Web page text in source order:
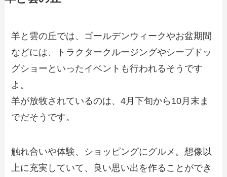
羊と雲の丘では、ゴールデンウィークやお盆期間
などには、トラクタークルージングやシープドッ
グショーといったイベントも行われるそうです
よ。
羊が放牧されているのは、4月下旬から10月末ま
でだそうです。
触れ合いや体験、ショッピングにグルメ。想像以
上に充実していて、良い思い出を作ることができ